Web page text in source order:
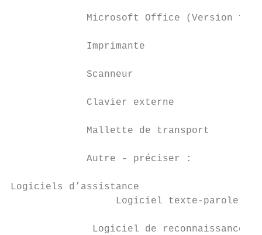
Microsoft Office (Version
Imprimante
Scanneur
Clavier externe
Mallette de transport
Autre - préciser :
Logiciels d’assistance
Logiciel texte-parole
Logiciel de reconnaissance